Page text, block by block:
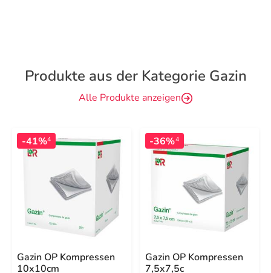
Produkte aus der Kategorie Gazin
Alle Produkte anzeigen
-41%4
Gazin OP Kompressen
10x10cm
-36%4
Gazin OP Kompressen
7,5x7,5c